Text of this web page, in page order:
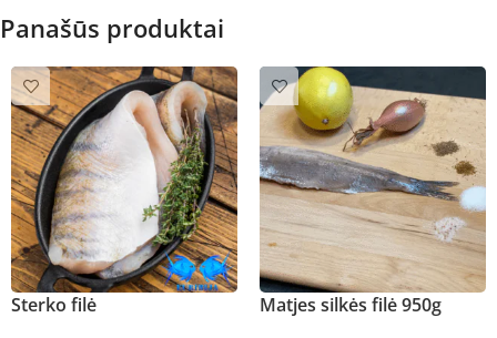
Panašūs produktai
Sterko filė
Matjes silkės filė 950g